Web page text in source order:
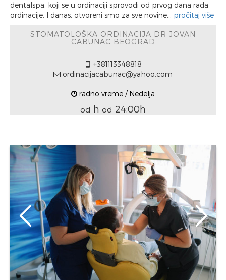
dentalspa, koji se u ordinaciji sprovodi od prvog dana rada
ordinacije. I danas, otvoreni smo za sve novine... pročitaj više
STOMATOLOŠKA ORDINACIJA DR JOVAN
CABUNAC BEOGRAD
+381113348818
ordinacijacabunac@yahoo.com
radno vreme / Nedelja
od h od 24:00h